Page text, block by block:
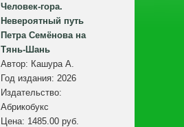
Человек-гора.
Невероятный путь
Петра Семёнова на
Тянь-Шань
Автор: Кашура А.
Год издания: 2026
Издательство:
Абрикобукс
Цена: 1485.00 руб.